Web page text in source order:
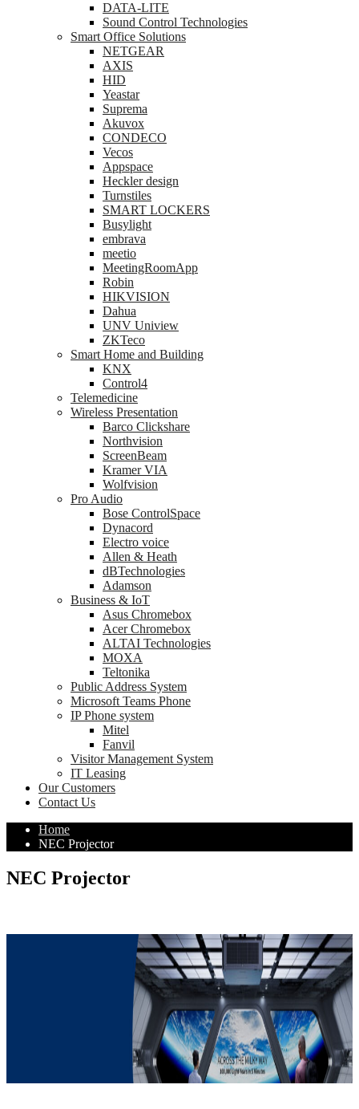
DATA-LITE
Sound Control Technologies
Smart Office Solutions
NETGEAR
AXIS
HID
Yeastar
Suprema
Akuvox
CONDECO
Vecos
Appspace
Heckler design
Turnstiles
SMART LOCKERS
Busylight
embrava
meetio
MeetingRoomApp
Robin
HIKVISION
Dahua
UNV Uniview
ZKTeco
Smart Home and Building
KNX
Control4
Telemedicine
Wireless Presentation
Barco Clickshare
Northvision
ScreenBeam
Kramer VIA
Wolfvision
Pro Audio
Bose ControlSpace
Dynacord
Electro voice
Allen & Heath
dBTechnologies
Adamson
Business & IoT
Asus Chromebox
Acer Chromebox
ALTAI Technologies
MOXA
Teltonika
Public Address System
Microsoft Teams Phone
IP Phone system
Mitel
Fanvil
Visitor Management System
IT Leasing
Our Customers
Contact Us
Home
NEC Projector
NEC Projector